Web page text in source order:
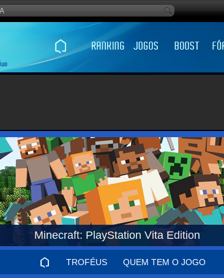
Minecraft: PlayStation Vita Edition
TROFÉUS QUEM TEM O JOGO